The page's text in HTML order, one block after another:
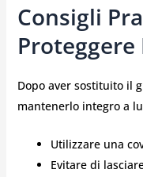
Consigli
Proteggere
Dopo aver sostituito il
mantenerlo integro a
Utilizzare una
Evitare di